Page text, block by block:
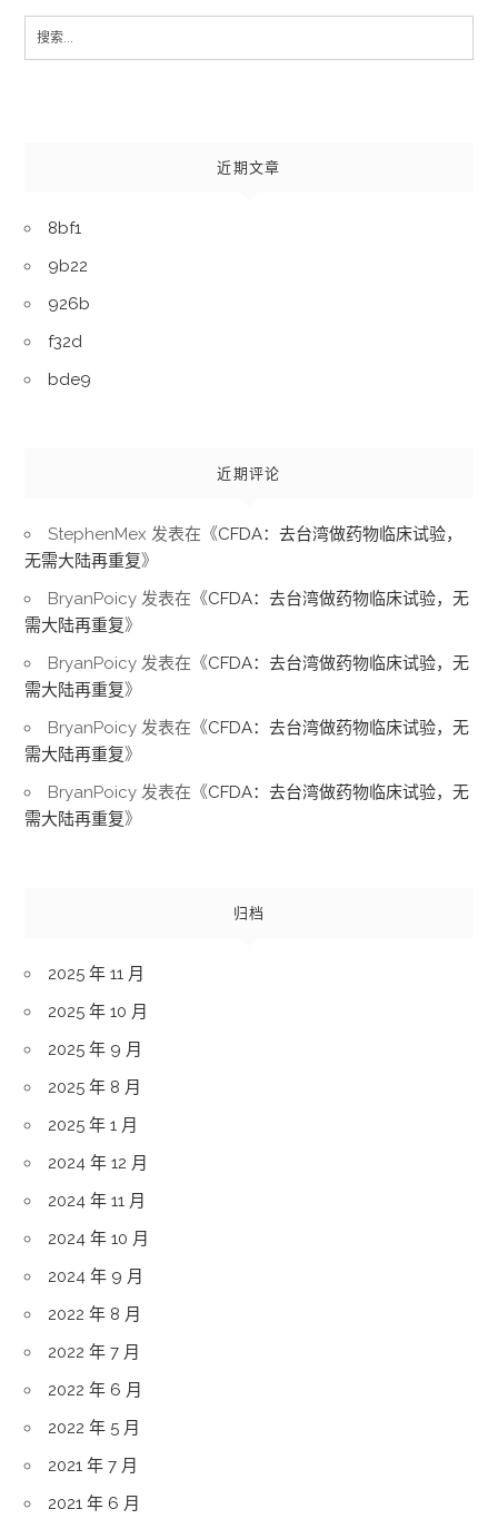
Search
近期文章
8bf1
9b22
926b
f32d
bde9
近期评论
StephenMex 发表在《CFDA：去台湾做药物临床试验，
无需大陆再重复》
BryanPoicy 发表在《CFDA：去台湾做药物临床试验，无
需大陆再重复》
BryanPoicy 发表在《CFDA：去台湾做药物临床试验，无
需大陆再重复》
BryanPoicy 发表在《CFDA：去台湾做药物临床试验，无
需大陆再重复》
BryanPoicy 发表在《CFDA：去台湾做药物临床试验，无
需大陆再重复》
归档
2025 年 11 月
2025 年 10 月
2025 年 9 月
2025 年 8 月
2025 年 1 月
2024 年 12 月
2024 年 11 月
2024 年 10 月
2024 年 9 月
2022 年 8 月
2022 年 7 月
2022 年 6 月
2022 年 5 月
2021 年 7 月
2021 年 6 月